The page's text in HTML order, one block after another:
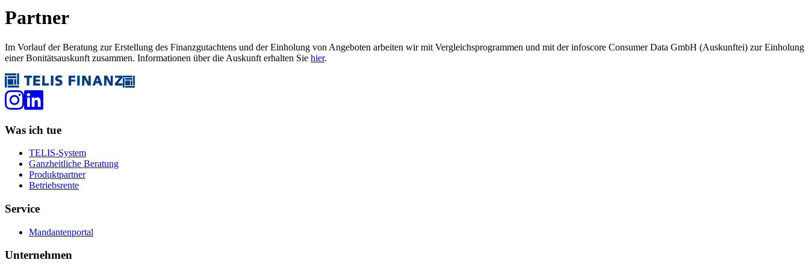
Partner
Im Vorlauf der Beratung zur Erstellung des Finanzgutachtens und der Einholung von Angeboten arbeiten wir mit Vergleichsprogrammen und mit der infoscore Consumer Data GmbH (Auskunftei) zur Einholung
einer Bonitätsauskunft zusammen. Informationen über die Auskunft erhalten Sie hier.
Was ich tue
TELIS-System
Ganzheitliche Beratung
Produktpartner
Betriebsrente
Service
Mandantenportal
Unternehmen